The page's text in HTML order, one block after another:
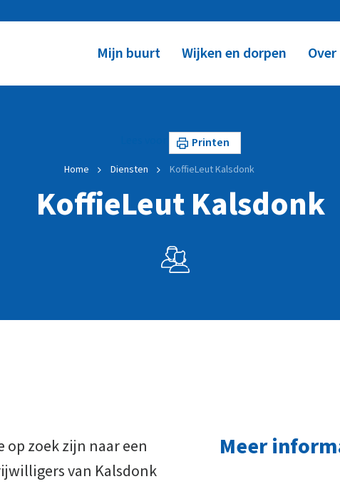
Mijn buurt Wijken en dorpen
Printen
Home Diensten KoffieLeut Kalsdonk
KoffieLeut Kalsdonk
zoek zijn naar een
van Kalsdonk
Meer